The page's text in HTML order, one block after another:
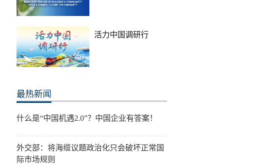
活力中国调研行
最热新闻
什么是“中国机遇2.0”？中国企业有答案！
外交部：将海缆议题政治化只会破坏正常国
际市场规则